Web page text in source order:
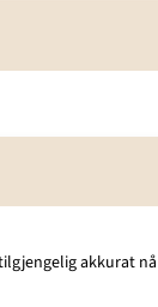
akkurat nå